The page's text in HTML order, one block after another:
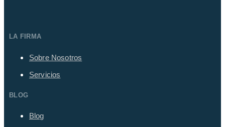
LA FIRMA
Sobre Nosotros
Servicios
BLOG
Blog